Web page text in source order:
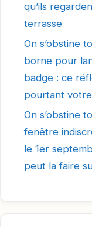
qu’ils
terrasse
On s’obstine
borne pour
badge : ce
pourtant
On s’obstine
fenêtre
le 1er
peut la faire